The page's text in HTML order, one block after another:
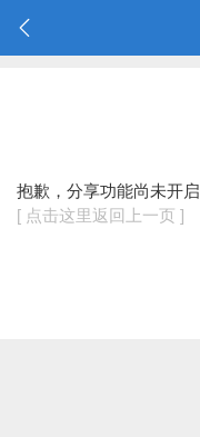
抱歉，分享功能尚未开启
[ 点击这里返回上一页 ]